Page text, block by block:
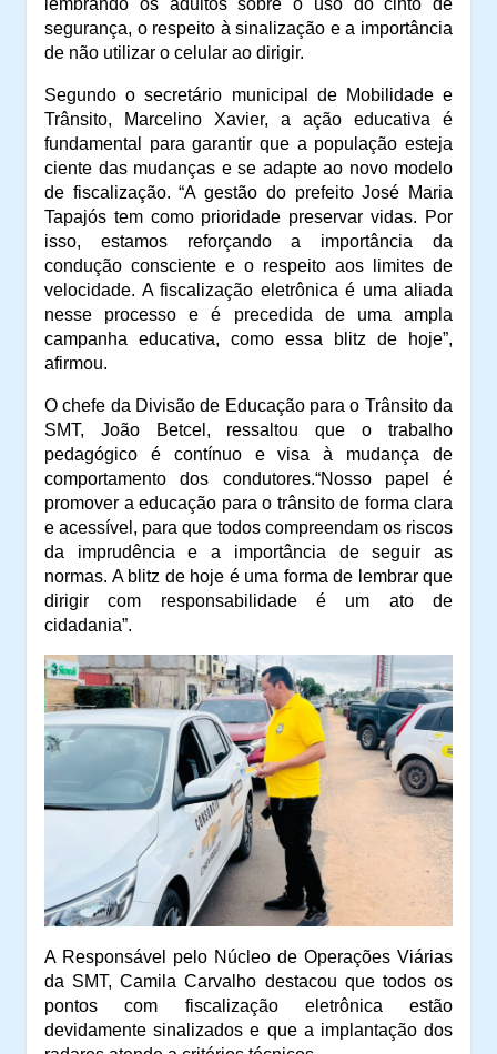
lembrando os adultos sobre o uso do cinto de
segurança, o respeito à sinalização e a importância
de não utilizar o celular ao dirigir.
Segundo o secretário municipal de Mobilidade e
Trânsito, Marcelino Xavier, a ação educativa é
fundamental para garantir que a população esteja
ciente das mudanças e se adapte ao novo modelo
de fiscalização.“A gestão do prefeito José Maria
Tapajós tem como prioridade preservar vidas. Por
isso, estamos reforçando a importância da
condução consciente e o respeito aos limites de
velocidade. A fiscalização eletrônica é uma aliada
nesse processo e é precedida de uma ampla
campanha educativa, como essa blitz de hoje”,
afirmou.
O chefe da Divisão de Educação para o Trânsito da
SMT, João Betcel, ressaltou que o trabalho
pedagógico é contínuo e visa à mudança de
comportamento dos condutores.“Nosso papel é
promover a educação para o trânsito de forma clara
e acessível, para que todos compreendam os riscos
da imprudência e a importância de seguir as
normas. A blitz de hoje é uma forma de lembrar que
dirigir com responsabilidade é um ato de
cidadania”.
A Responsável pelo Núcleo de Operações Viárias
da SMT, Camila Carvalho destacou que todos os
pontos com fiscalização eletrônica estão
devidamente sinalizados e que a implantação dos